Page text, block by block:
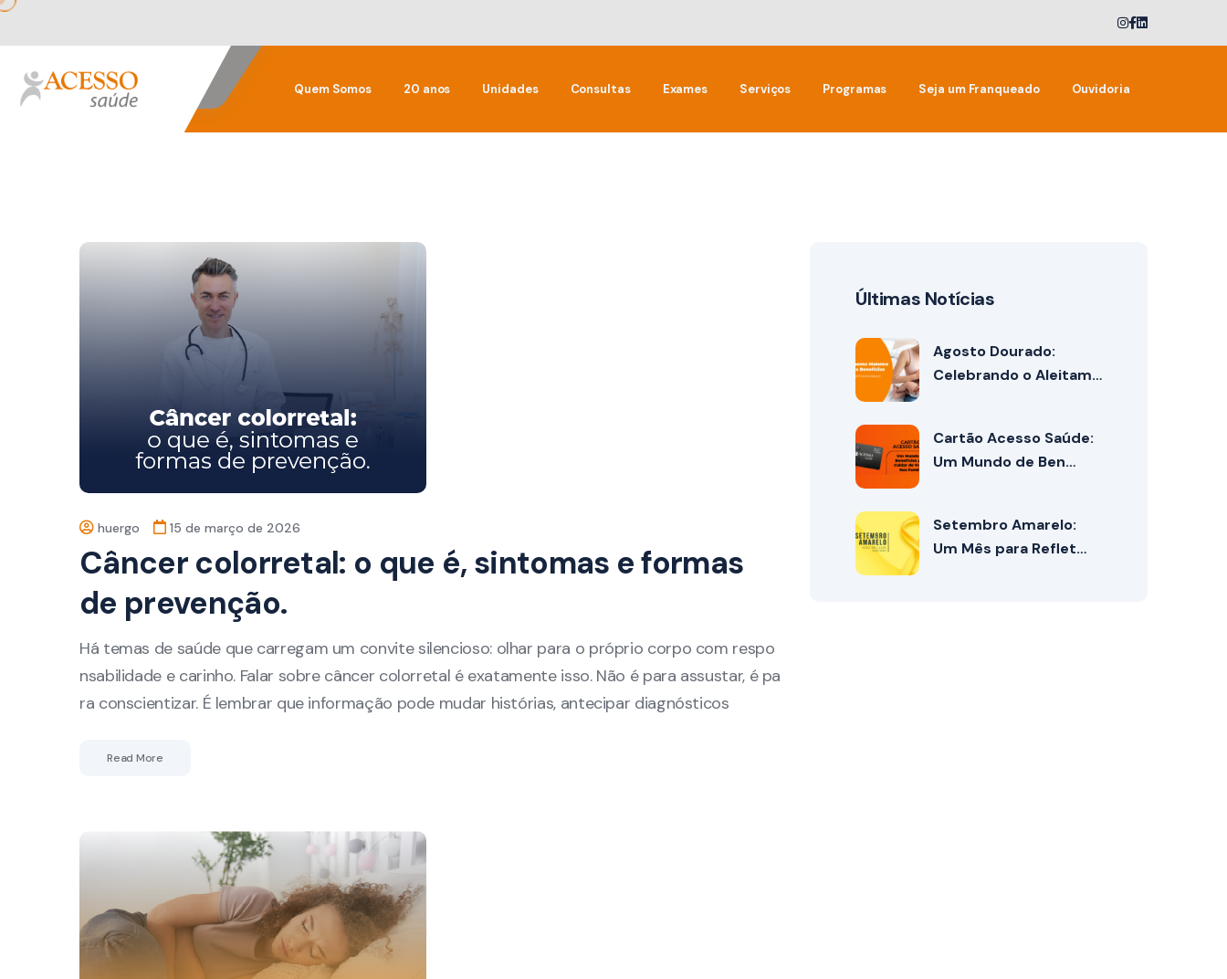
Quem Somos 20 anos Unidades Consultas Exames Serviços Programas Seja um Franqueado Ouvidoria
huergo 15 de março de 2026
Câncer colorretal: o que é, sintomas e formas
de prevenção.
Há temas de saúde que carregam um convite silencioso: olhar para o próprio corpo com respo
nsabilidade e carinho. Falar sobre câncer colorretal é exatamente isso. Não é para assustar, é pa
ra conscientizar. É lembrar que informação pode mudar histórias, antecipar diagnósticos
Read More
Últimas Notícias
Agosto Dourado:
Celebrando o Aleitam…
Cartão Acesso Saúde:
Um Mundo de Ben…
Setembro Amarelo:
Um Mês para Reflet…